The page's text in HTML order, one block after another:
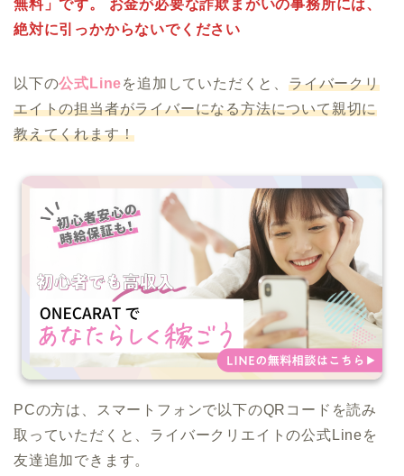
無料」です。 お金が必要な詐欺まがいの事務所には、
絶対に引っかからないでください
以下の公式Lineを追加していただくと、ライバークリ
エイトの担当者がライバーになる方法について親切に
教えてくれます！
PCの方は、スマートフォンで以下のQRコードを読み
取っていただくと、ライバークリエイトの公式Lineを
友達追加できます。